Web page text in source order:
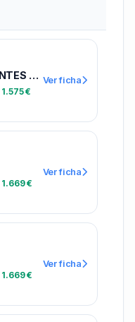
BENZINA CARBURANTES PEGO
1.575 €
Ver ficha
1.669 €
Ver ficha
1.669 €
Ver ficha